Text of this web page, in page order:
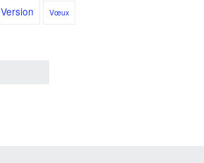
Version Vœux